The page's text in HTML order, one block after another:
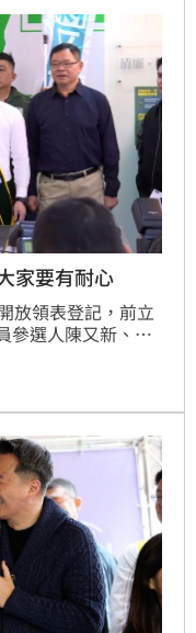
家要有耐心
放領表登記，前立
參選人陳又新、馬
相信中央黨部都知
程也是選戰的一部
最優秀的人選，來